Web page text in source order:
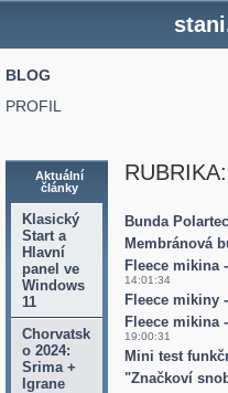
BLOG
PROFIL
Aktuální
články
Klasický
Start a
Hlavní
panel ve
Windows
11
Chorvatsk
o 2024:
Srima +
Igrane
Bunda
Membránová
Fleece mikina
14:01:34
Fleece mikiny
Fleece mikina
19:00:31
Mini test
"Značkoví